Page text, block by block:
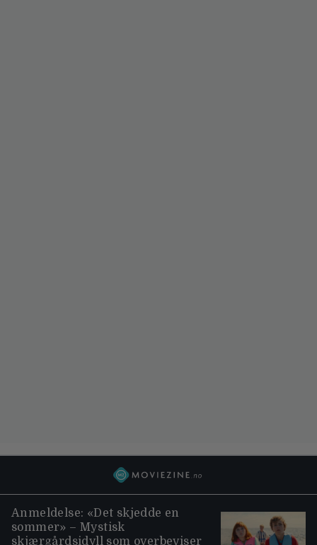
Anmeldelse: «Det skjedde en
sommer» – Mystisk
skjærgårdsidyll som overbeviser